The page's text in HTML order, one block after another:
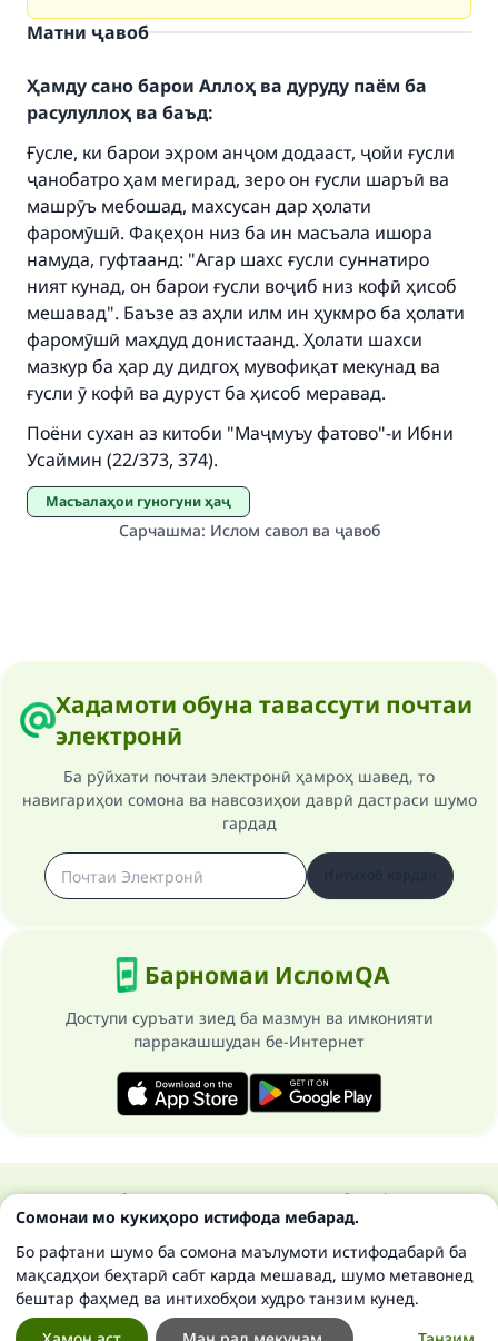
Матни ҷавоб
Ҳамду сано барои Аллоҳ ва дуруду паём ба
расулуллоҳ ва баъд:
Ғусле, ки барои эҳром анҷом додааст, ҷойи ғусли
ҷанобатро ҳам мегирад, зеро он ғусли шаръӣ ва
машрӯъ мебошад, махсусан дар ҳолати
фаромӯшӣ. Фақеҳон низ ба ин масъала ишора
намуда, гуфтаанд: "Агар шахс ғусли суннатиро
ният кунад, он барои ғусли воҷиб низ кофӣ ҳисоб
мешавад". Баъзе аз аҳли илм ин ҳукмро ба ҳолати
фаромӯшӣ маҳдуд донистаанд. Ҳолати шахси
мазкур ба ҳар ду дидгоҳ мувофиқат мекунад ва
ғусли ӯ кофӣ ва дуруст ба ҳисоб меравад.
Поёни сухан аз китоби "Маҷмуъу фатово"-и Ибни
Усаймин (22/373, 374).
Масъалаҳои гуногуни ҳаҷ
Сарчашма: Ислом савол ва ҷавоб
Хадамоти обуна тавассути почтаи
электронӣ
Ба рӯйхати почтаи электронӣ ҳамроҳ шавед, то
навигариҳои сомона ва навсозиҳои даврӣ дастраси шумо
гардад
Барномаи ИсломQA
Доступи суръати зиед ба мазмун ва имконияти
парракашшудан бе-Интернет
Ҳамаи ҳуқуқ ба сомонаи Ислом савол ва ҷавоб маҳфуз аст 1997-
2025 ©
Make an impact on millions of lives
with your contribution today
Your support is crucial for our mission.
The Prophet (ﷺ) said:
"A person who leads others to doing what is
good will earn the same reward as those who
do it."
(MUSLIM, 1893)
Support IslamQA
Сомонаи мо кукиҳоро истифода мебарад.
Бо рафтани шумо ба сомона маълумоти истифодабарӣ ба
мақсадҳои беҳтарӣ сабт карда мешавад, шумо метавонед
бештар фаҳмед ва интихобҳои худро танзим кунед.